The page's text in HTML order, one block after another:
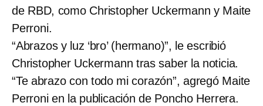
de RBD, como Christopher Uckermann y Maite
Perroni.
“Abrazos y luz ‘bro’ (hermano)”, le escribió
Christopher Uckermann tras saber la noticia.
“Te abrazo con todo mi corazón”, agregó Maite
Perroni en la publicación de Poncho Herrera.